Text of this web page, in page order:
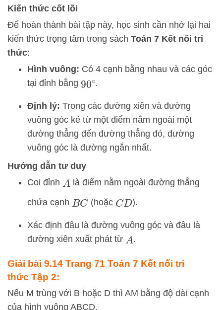
Kiến thức cốt lõi
Để hoàn thành bài tập này, học sinh cần nhớ lại hai
kiến thức trọng tâm trong sách Toán 7 Kết nối tri
thức:
Hình vuông: Có 4 cạnh bằng nhau và các góc
tại đỉnh bằng 90∘.
Định lý: Trong các đường xiên và đường
vuông góc kẻ từ một điểm nằm ngoài một
đường thẳng đến đường thẳng đó, đường
vuông góc là đường ngắn nhất.
Hướng dẫn tư duy
Coi đỉnh A là điểm nằm ngoài đường thẳng
chứa cạnh BC(hoặc CD).
Xác định đâu là đường vuông góc và đâu là
đường xiên xuất phát từ A.
Giải bài 9.14 Trang 71 Toán 7 Kết nối tri
thức Tập 2:
Nếu M trùng với B hoặc D thì AM bằng độ dài cạnh
của hình vuông ABCD.